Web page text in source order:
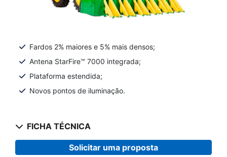
Fardos 2% maiores e 5% mais densos;
Antena StarFire™ 7000 integrada;
Plataforma estendida;
Novos pontos de iluminação.
FICHA TÉCNICA
Solicitar uma proposta